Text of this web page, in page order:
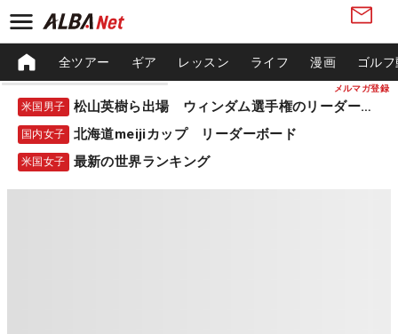
メルマガ登録
全ツアー ギア レッスン ライフ 漫画 ゴル
米国男子 松山英樹ら出場 ウィンダム選手権のリーダーボード
国内女子 北海道meijiカップ リーダーボード
米国女子 最新の世界ランキング